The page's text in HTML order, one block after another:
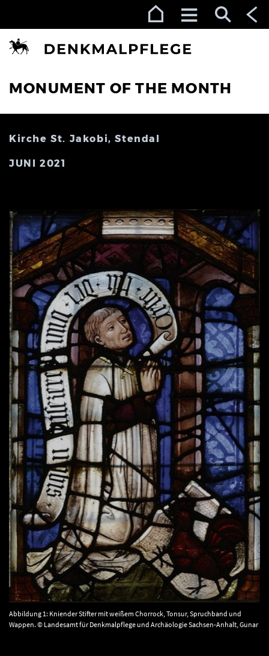
MONUMENT OF THE MONTH
Kirche St. Jakobi, Stendal
JUNI 2021
Abbildung 1: Kniender Stifter mit weißem Chorrock, Tonsur, Spruchband und
Wappen. © Landesamt für Denkmalpflege und Archäologie Sachsen-Anhalt, Gunar